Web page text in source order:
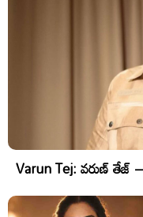
Varun Tej: వరుణ్ తేజ్